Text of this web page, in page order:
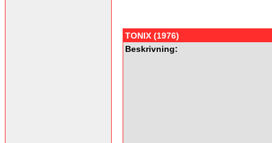
TONIX (1976)
Beskrivning: